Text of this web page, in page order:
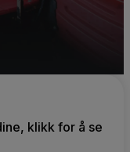
klikk for å se